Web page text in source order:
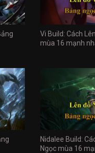
Vi Build: Cách
mùa 16 mạnh
Nidalee Build:
Ngọc mùa 16